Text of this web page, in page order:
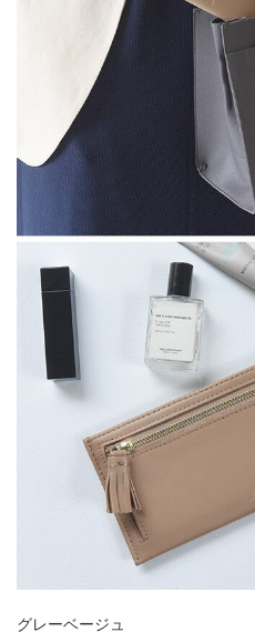
グレーベージュ